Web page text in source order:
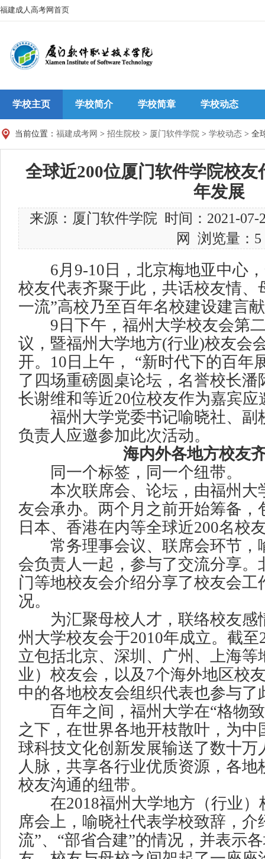
福建成人高考网首页
学校主页 学校简介 学校简章 学校动态
当前位置： 福建成考网 > 招生院校 > 厦门软件学院 > 学校动态 > 全
全球近200位厦门软件学院校
年发展
来源：厦门软件学院 时间：2021-
网 浏览量：5
6月9-10日，北京梅地亚中心，
校友代表齐聚于此，共话校友情、
一流”高校乃至百年名校建设建言
9日下午，福州大学校友会第二
议，暨福州大学地方(行业)校友会
开。10日上午， “新时代下的百年
了四场重磅圆桌论坛，名誉校长
长谢维和等近20位校友作为嘉宾应
福州大学党委书记喻晓社、副
负责人应邀参加此次活动。
海内外各地方校友
同一个标签，同一个纽带。
本次联席会、论坛，由福州大
友会承办。两个月之前开始筹备，
日本、香港在内等全球近200名校
常务理事会议、联席会环节，
会负责人一起，参与了交流分享。
门等地校友会介绍分享了校友会
况。
为汇聚母校人才，联络校友感
州大学校友会于2010年成立。截
立包括北京、深圳、广州、上海等
业）校友会，以及7个海外地区校
中的各地校友会组织代表也参与了
百年之间，福州大学在“格物致
之下，在世界各地开枝散叶，为
球科技文化创新发展输送了数十万
人脉，共享各行业优质资源，各
校友沟通的纽带。
在2018福州大学地方（行业）
席会上，喻晓社代表学校致辞，介
流”、“部省合建”的情况，并表示